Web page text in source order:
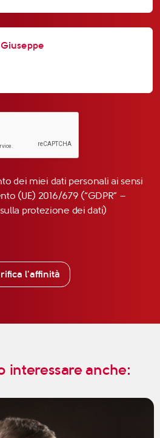
dei miei dati personali ai sensi
(UE) 2016/679 (“GDPR” –
protezione dei dati)
l'affinità
interessare anche: